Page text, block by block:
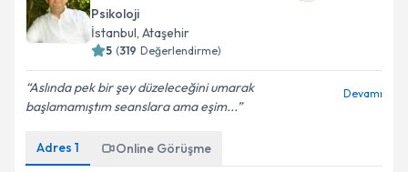
Psikoloji
İstanbul, Ataşehir
5 (319 Değerlendirme)
Aslında pek bir şey düzeleceğini umarak
başlamamıştım seanslara ama eşim...
Devamı
Adres 1 Online Görüşme